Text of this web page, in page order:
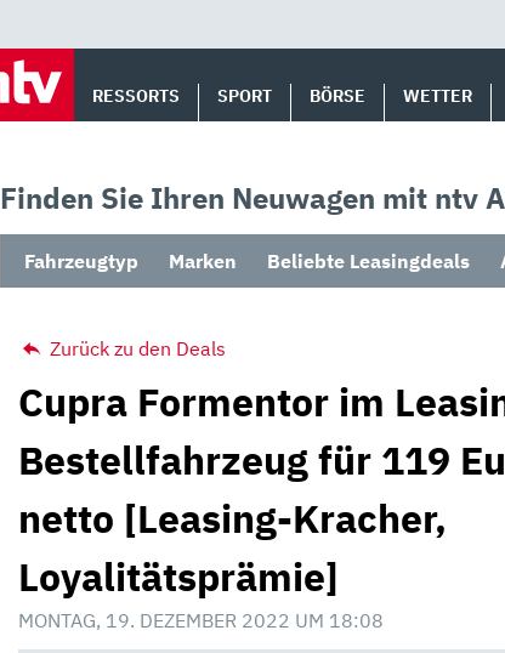
RESSORTS SPORT BÖRSE WETTER
Finden Sie Ihren Neuwagen mit ntv
Fahrzeugtyp Marken Beliebte Leasingdeals
Zurück zu den Deals
Cupra Formentor im
Bestellfahrzeug für 119
netto [Leasing-Kracher,
Loyalitätsprämie]
MONTAG, 19. DEZEMBER 2022 UM 18:08